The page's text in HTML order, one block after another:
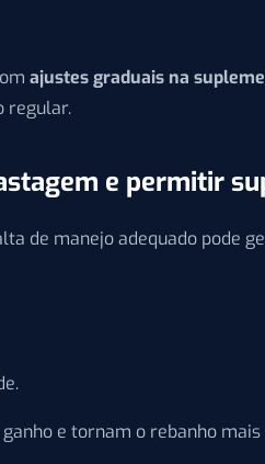
ajustes graduais na
regular.
e permitir
de manejo adequado pode
e tornam o rebanho